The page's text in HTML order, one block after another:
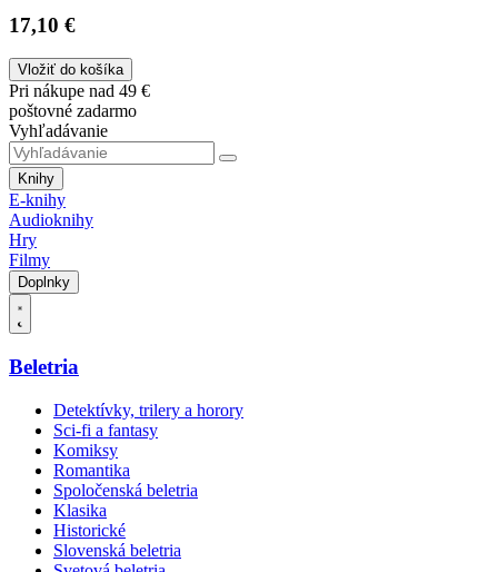
17,10 €
Vložiť do košíka
Pri nákupe nad 49 €
poštovné zadarmo
Vyhľadávanie
Knihy
E-knihy
Audioknihy
Hry
Filmy
Doplnky
Beletria
Detektívky, trilery a horory
Sci-fi a fantasy
Komiksy
Romantika
Spoločenská beletria
Klasika
Historické
Slovenská beletria